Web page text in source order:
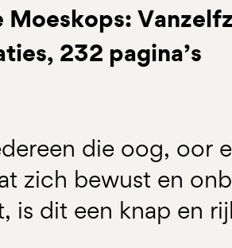
232 pagina’s
die oog, oor
zich bewust en
is dit een knap en